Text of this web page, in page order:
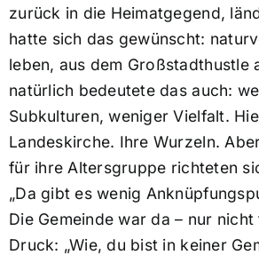
zurück in die Heimatgegend,
hatte sich das gewünscht:
leben, aus dem Großstadthustle
natürlich bedeutete das auch:
Subkulturen, weniger Vielfalt.
Landeskirche. Ihre Wurzeln.
für ihre Altersgruppe richteten
„Da gibt es wenig
Die Gemeinde war da – nur
Druck: „Wie, du bist in keiner